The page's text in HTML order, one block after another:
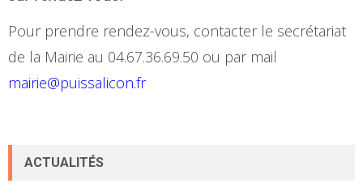
Pour prendre rendez-vous, contacter le secrétariat
de la Mairie au 04.67.36.69.50 ou par mail
mairie@puissalicon.fr
ACTUALITÉS